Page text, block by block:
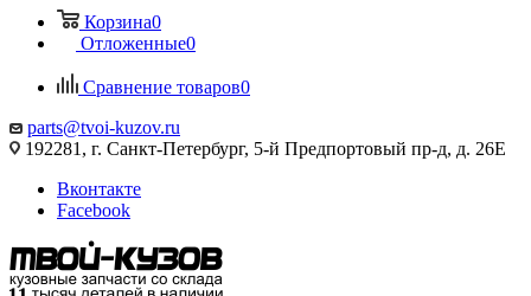
Корзина0
Отложенные0
Сравнение товаров0
parts@tvoi-kuzov.ru
192281, г. Санкт-Петербург, 5-й Предпортовый пр-д, д. 26Е
Вконтакте
Facebook